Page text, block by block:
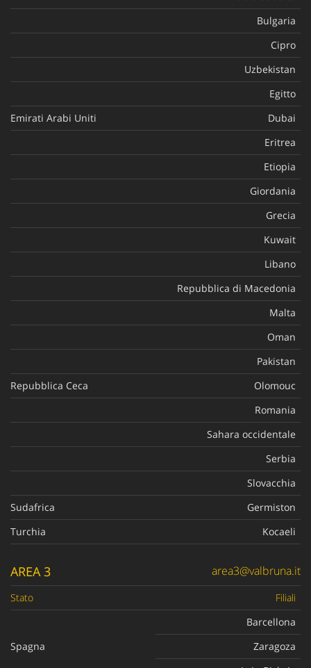
Bulgaria
Cipro
Uzbekistan
Egitto
Emirati Arabi Uniti
Dubai
Eritrea
Etiopia
Giordania
Grecia
Kuwait
Libano
Repubblica di Macedonia
Malta
Oman
Pakistan
Repubblica Ceca
Olomouc
Romania
Sahara occidentale
Serbia
Slovacchia
Sudafrica
Germiston
Turchia
Kocaeli
AREA 3 area3@valbruna.it
Stato Filiali
Spagna
Barcellona
Zaragoza